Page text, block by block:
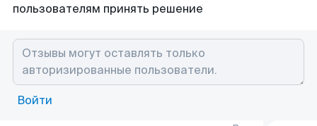
пользователям принять решение
Войти